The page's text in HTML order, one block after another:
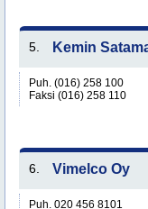
5. Kemin
Puh. (016) 258 100
Faksi (016) 258 110
6. Vimelco Oy
Puh. 020 456 8101